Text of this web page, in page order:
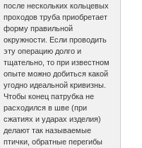
после нескольких кольцевых
проходов труба приобретает
форму правильной
окружности. Если проводить
эту операцию долго и
тщательно, то при известном
опыте можно добиться какой
угодно идеальной кривизны.
Чтобы конец патрубка не
расходился в шве (при
сжатиях и ударах изделия)
делают так называемые
птички, обратные перегибы